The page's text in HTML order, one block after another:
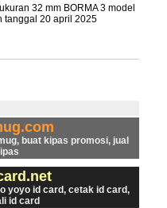
32 mm BORMA 3 model
tanggal 20 april 2025
buat kipas promosi, jual
yoyo id card, cetak id card,
id card